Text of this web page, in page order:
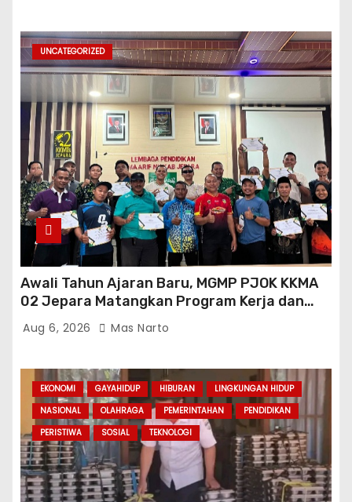
UNCATEGORIZED
Awali Tahun Ajaran Baru, MGMP PJOK KKMA
02 Jepara Matangkan Program Kerja dan
Asesmen Gasal
Aug 6, 2026 Mas Narto
EKONOMI GAYAHIDUP HIBURAN
LINGKUNGAN HIDUP
NASIONAL
OLAHRAGA PEMERINTAHAN
PENDIDIKAN
PERISTIWA
SOSIAL TEKNOLOGI